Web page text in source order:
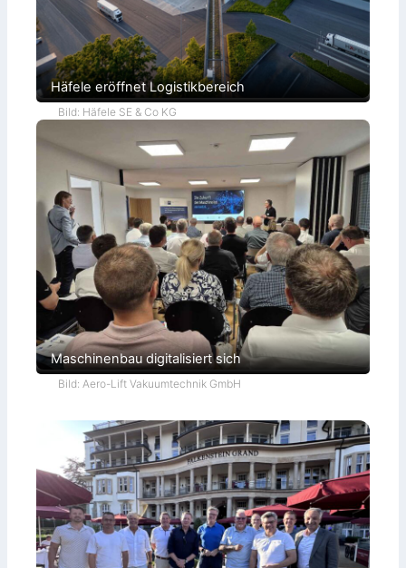
Häfele eröffnet Logistikbereich
Bild: Häfele SE & Co KG
Maschinenbau digitalisiert sich
Bild: Aero-Lift Vakuumtechnik GmbH